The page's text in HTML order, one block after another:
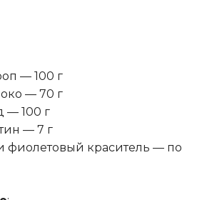
— 100 г
— 70 г
— 100 г
— 7 г
краситель — по